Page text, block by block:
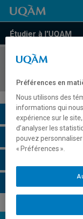
Étudier à l'UQAM
COURS//
Description du
Horaire - Été 2026
Préférences en
Nous utilisons des
informations qui
expérience sur le
d’analyser les
pouvez
« Préférences ».